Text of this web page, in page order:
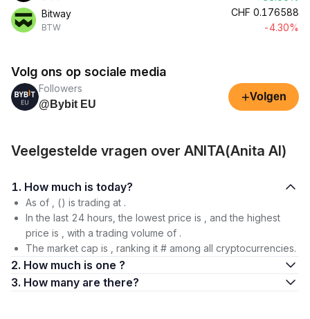
Bitway
BTW
CHF 0.176588
-4.30%
Volg ons op sociale media
Followers
@Bybit EU
+Volgen
Veelgestelde vragen over ANITA(Anita AI)
1. How much is today?
As of , () is trading at .
In the last 24 hours, the lowest price is , and the highest
price is , with a trading volume of .
The market cap is , ranking it # among all cryptocurrencies.
2. How much is one ?
3. How many are there?